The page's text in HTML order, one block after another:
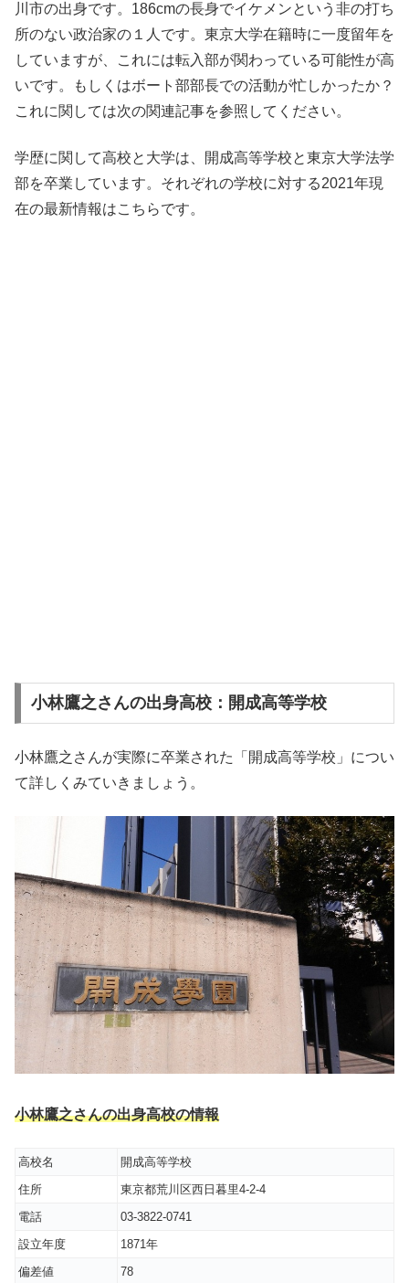
川市の出身です。186cmの長身でイケメンという非の打ち
所のない政治家の１人です。東京大学在籍時に一度留年を
していますが、これには転入部が関わっている可能性が高
いです。もしくはボート部部長での活動が忙しかったか？
これに関しては次の関連記事を参照してください。
学歴に関して高校と大学は、開成高等学校と東京大学法学
部を卒業しています。それぞれの学校に対する2021年現
在の最新情報はこちらです。
小林鷹之さんの出身高校：開成高等学校
小林鷹之さんが実際に卒業された「開成高等学校」につい
て詳しくみていきましょう。
小林鷹之さんの出身高校の情報
高校名
開成高等学校
住所
東京都荒川区西日暮里4-2-4
電話
03-3822-0741
設立年度
1871年
偏差値
78